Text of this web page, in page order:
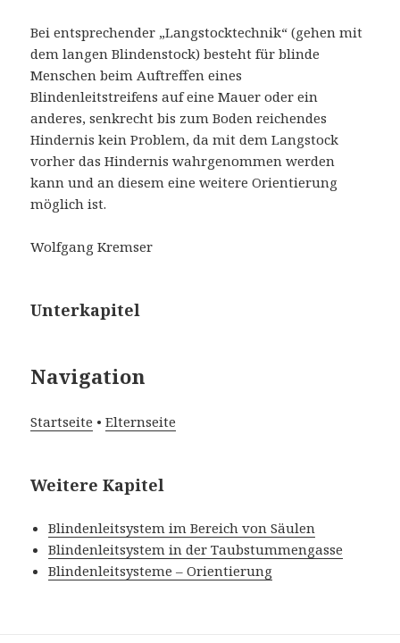
Bei entsprechender „Langstocktechnik“ (gehen mit
dem langen Blindenstock) besteht für blinde
Menschen beim Auftreffen eines
Blindenleitstreifens auf eine Mauer oder ein
anderes, senkrecht bis zum Boden reichendes
Hindernis kein Problem, da mit dem Langstock
vorher das Hindernis wahrgenommen werden
kann und an diesem eine weitere Orientierung
möglich ist.
Wolfgang Kremser
Unterkapitel
Navigation
Startseite •Elternseite
Weitere Kapitel
Blindenleitsystem im Bereich von Säulen
Blindenleitsystem in der Taubstummengasse
Blindenleitsysteme – Orientierung